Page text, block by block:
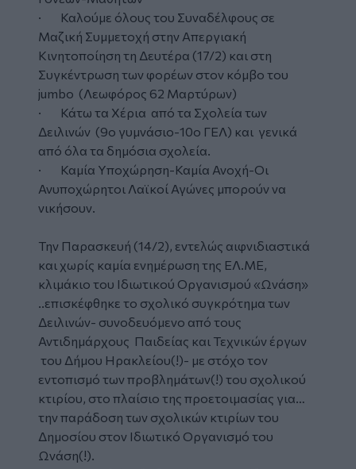
· Καλούμε όλους του Συναδέλφους σε
Μαζική Συμμετοχή στην Απεργιακή
Κινητοποίηση τη Δευτέρα (17/2) και στη
Συγκέντρωση των φορέων στον κόμβο του
jumbo (Λεωφόρος 62 Μαρτύρων)
· Κάτω τα Χέρια από τα Σχολεία των
Δειλινών (9ο γυμνάσιο-10ο ΓΕΛ) και γενικά
από όλα τα δημόσια σχολεία.
· Καμία Υποχώρηση-Καμία Ανοχή-Οι
Ανυποχώρητοι Λαϊκοί Αγώνες μπορούν να
νικήσουν.
Την Παρασκευή (14/2), εντελώς αιφνιδιαστικά
και χωρίς καμία ενημέρωση της ΕΛ.ΜΕ,
κλιμάκιο του Ιδιωτικού Οργανισμού «Ωνάση»
..επισκέφθηκε το σχολικό συγκρότημα των
Δειλινών- συνοδευόμενο από τους
Αντιδημάρχους Παιδείας και Τεχνικών έργων
του Δήμου Ηρακλείου(!)- με στόχο τον
εντοπισμό των προβλημάτων(!) του σχολικού
κτιρίου, στο πλαίσιο της προετοιμασίας για…
την παράδοση των σχολικών κτιρίων του
Δημοσίου στον Ιδιωτικό Οργανισμό του
Ωνάση(!).